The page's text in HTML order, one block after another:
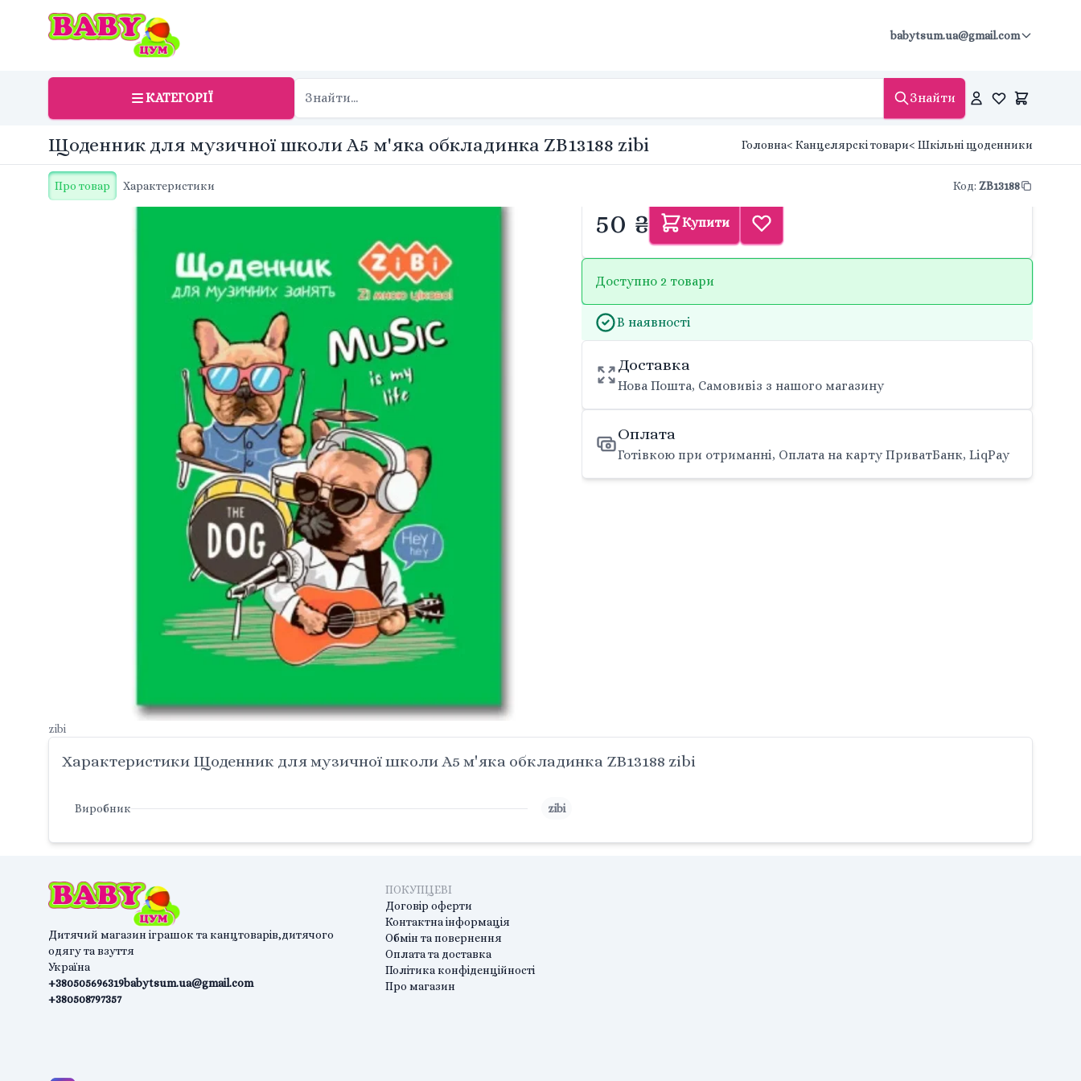
babytsum.ua@gmail.com
КАТЕГОРІЇ Знайти
Щоденник для музичної школи А5 м'яка обкладинка ZB13188 zibi Головна< Канцелярскі товари< Шкільні щоденники
Про товар Характеристики Код: ZB13188
zibi
50 ₴ Купити
Доступно 2 товари
В наявності
Доставка
Нова Пошта, Самовивіз з нашого магазину
Оплата
Готівкою при отриманні, Оплата на карту ПриватБанк, LiqPay
Характеристики Щоденник для музичної школи А5 м'яка обкладинка ZB13188 zibi
Виробник zibi
Дитячий магазин іграшок та канцтоварів,дитячого
одягу та взуття
Україна
+380505696319
+380508797357
babytsum.ua@gmail.com
ПОКУПЦЕВІ
Договір оферти
Контактна інформація
Обмін та повернення
Оплата та доставка
Політика конфіденційності
Про магазин